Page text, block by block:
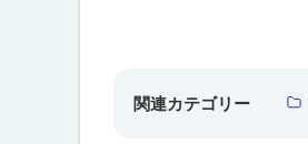
プ
関連カテゴリー